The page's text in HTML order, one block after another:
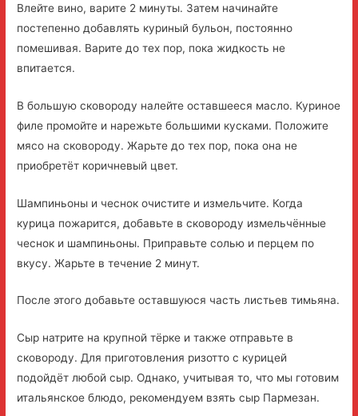
Влейте вино, варите 2 минуты. Затем начинайте
постепенно добавлять куриный бульон, постоянно
помешивая. Варите до тех пор, пока жидкость не
впитается.
В большую сковороду налейте оставшееся масло. Куриное
филе промойте и нарежьте большими кусками. Положите
мясо на сковороду. Жарьте до тех пор, пока она не
приобретёт коричневый цвет.
Шампиньоны и чеснок очистите и измельчите. Когда
курица пожарится, добавьте в сковороду измельчённые
чеснок и шампиньоны. Приправьте солью и перцем по
вкусу. Жарьте в течение 2 минут.
После этого добавьте оставшуюся часть листьев тимьяна.
Сыр натрите на крупной тёрке и также отправьте в
сковороду. Для приготовления ризотто с курицей
подойдёт любой сыр. Однако, учитывая то, что мы готовим
итальянское блюдо, рекомендуем взять сыр Пармезан.